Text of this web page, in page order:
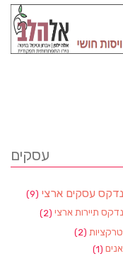
עסקים
עסקים ארצי (9)
תיירות ארצי (2)
(2)
(1)